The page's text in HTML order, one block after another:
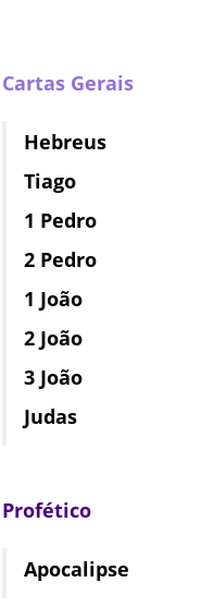
Cartas Gerais
Hebreus
Tiago
1 Pedro
2 Pedro
1 João
2 João
3 João
Judas
Profético
Apocalipse